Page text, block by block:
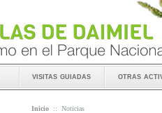
visitas guiadas otras
Inicio :: Noticias